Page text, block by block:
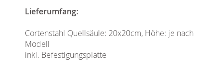
Lieferumfang:
Cortenstahl Quellsäule: 20x20cm, Höhe: je nach
Modell
inkl. Befestigungsplatte